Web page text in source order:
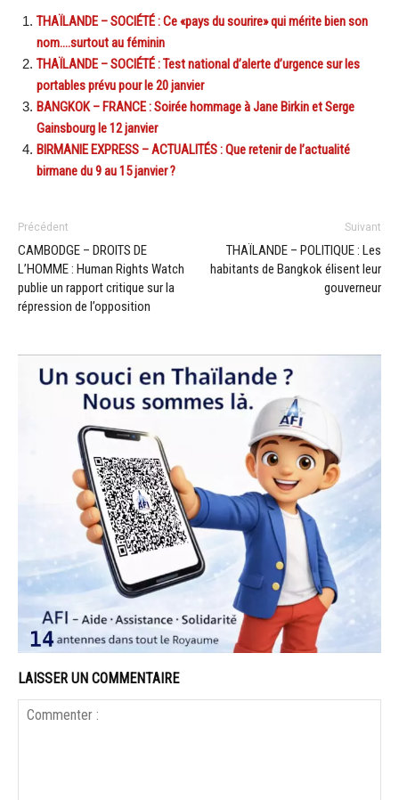
THAÏLANDE – SOCIÉTÉ : Ce «pays du sourire» qui mérite bien son
nom….surtout au féminin
THAÏLANDE – SOCIÉTÉ : Test national d’alerte d’urgence sur les
portables prévu pour le 20 janvier
BANGKOK – FRANCE : Soirée hommage à Jane Birkin et Serge
Gainsbourg le 12 janvier
BIRMANIE EXPRESS – ACTUALITÉS : Que retenir de l’actualité
birmane du 9 au 15 janvier ?
Précédent
CAMBODGE – DROITS DE
L’HOMME : Human Rights Watch
publie un rapport critique sur la
répression de l’opposition
Suivant
THAÏLANDE – POLITIQUE : Les
habitants de Bangkok élisent leur
gouverneur
LAISSER UN COMMENTAIRE